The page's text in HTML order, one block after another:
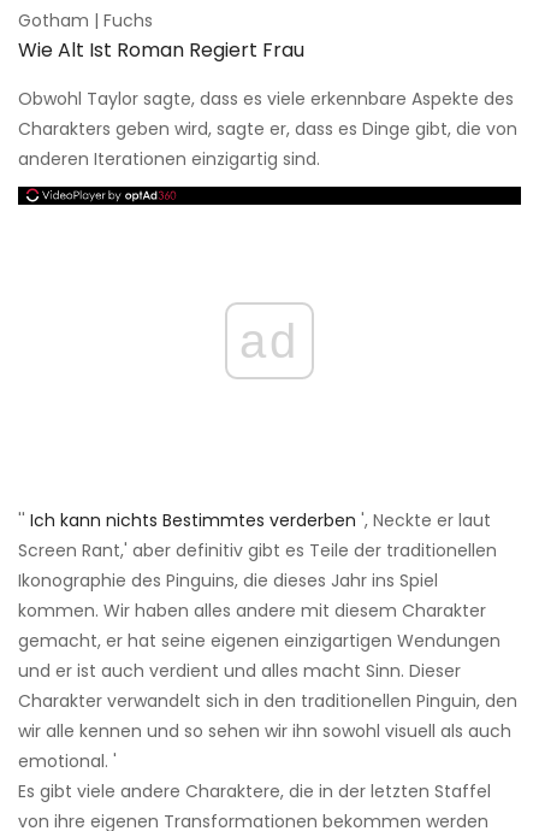
Gotham | Fuchs
Wie Alt Ist Roman Regiert Frau
Obwohl Taylor sagte, dass es viele erkennbare Aspekte des
Charakters geben wird, sagte er, dass es Dinge gibt, die von
anderen Iterationen einzigartig sind.
ad
'' Ich kann nichts Bestimmtes verderben ', Neckte er laut
Screen Rant,' aber definitiv gibt es Teile der traditionellen
Ikonographie des Pinguins, die dieses Jahr ins Spiel
kommen. Wir haben alles andere mit diesem Charakter
gemacht, er hat seine eigenen einzigartigen Wendungen
und er ist auch verdient und alles macht Sinn. Dieser
Charakter verwandelt sich in den traditionellen Pinguin, den
wir alle kennen und so sehen wir ihn sowohl visuell als auch
emotional. '
Es gibt viele andere Charaktere, die in der letzten Staffel
von ihre eigenen Transformationen bekommen werden